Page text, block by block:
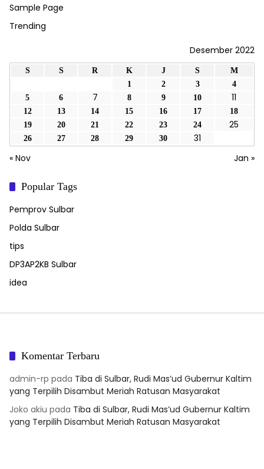
Sample Page
Trending
Desember 2022
S S R K J S
M
1
2 3
4
5
6 7 8 9 10 11
12 13 14 15 16 17
18
19
20 21 22 23 24 25
26 27 28 29 30
31
« Nov
Jan »
Popular Tags
Pemprov Sulbar
Polda Sulbar
tips
DP3AP2KB Sulbar
idea
Komentar Terbaru
admin-rp pada Tiba di Sulbar, Rudi Mas’ud Gubernur Kaltim
yang Terpilih Disambut Meriah Ratusan Masyarakat
Joko akiu pada Tiba di Sulbar, Rudi Mas’ud Gubernur Kaltim
yang Terpilih Disambut Meriah Ratusan Masyarakat